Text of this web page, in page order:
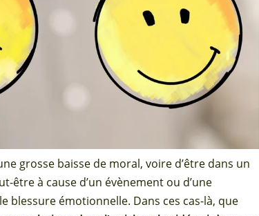
grosse baisse de moral, voire d’être dans un
à cause d’un évènement ou d’une
blessure émotionnelle. Dans ces cas-là, que